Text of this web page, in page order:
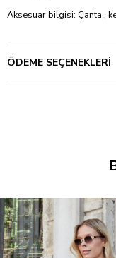
Aksesuar bilgisi: Çanta ,
ÖDEME SEÇENEKLERI